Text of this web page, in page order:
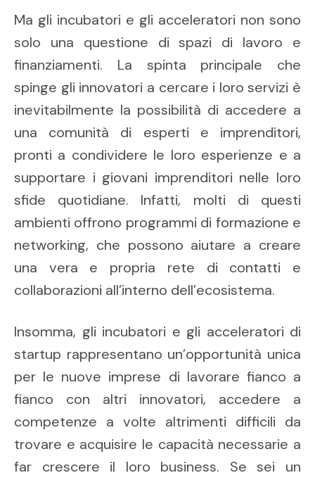
Ma gli incubatori e gli acceleratori non sono
solo una questione di spazi di lavoro e
finanziamenti. La spinta principale che
spinge gli innovatori a cercare i loro servizi è
inevitabilmente la possibilità di accedere a
una comunità di esperti e imprenditori,
pronti a condividere le loro esperienze e a
supportare i giovani imprenditori nelle loro
sfide quotidiane. Infatti, molti di questi
ambienti offrono programmi di formazione e
networking, che possono aiutare a creare
una vera e propria rete di contatti e
collaborazioni all’interno dell’ecosistema.
Insomma, gli incubatori e gli acceleratori di
startup rappresentano un’opportunità unica
per le nuove imprese di lavorare fianco a
fianco con altri innovatori, accedere a
competenze a volte altrimenti difficili da
trovare e acquisire le capacità necessarie a
far crescere il loro business. Se sei un